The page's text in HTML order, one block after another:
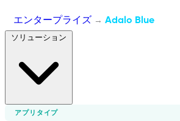
エンタープライズ → Adalo Blue
アプリタイプ